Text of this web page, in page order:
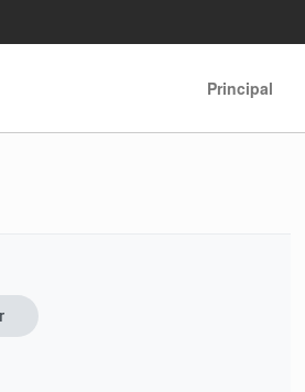
Principal